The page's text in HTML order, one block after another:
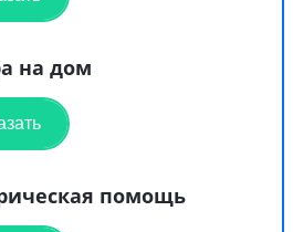
на дом
помощь